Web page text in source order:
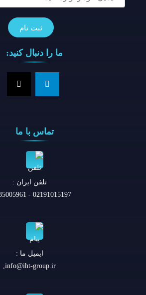
ما را دنبال کنید:
تماس با ما
تلفن ايران :
02191015197 - 09335005961
ایمیل ما :
info@iht-group.ir